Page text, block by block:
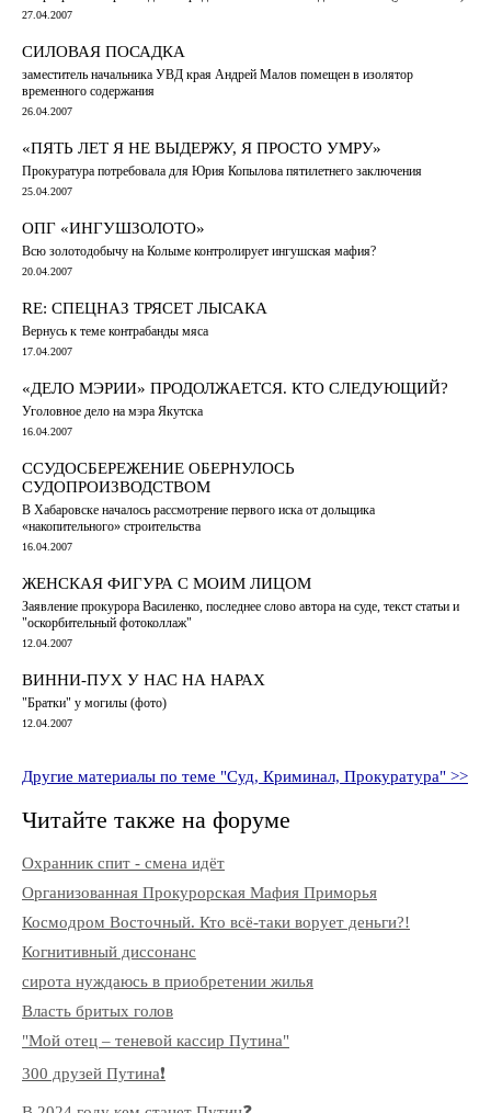
27.04.2007
СИЛОВАЯ ПОСАДКА
заместитель начальника УВД края Андрей Малов помещен в изолятор
временного содержания
26.04.2007
«ПЯТЬ ЛЕТ Я НЕ ВЫДЕРЖУ, Я ПРОСТО УМРУ»
Прокуратура потребовала для Юрия Копылова пятилетнего заключения
25.04.2007
ОПГ «ИНГУШЗОЛОТО»
Всю золотодобычу на Колыме контролирует ингушская мафия?
20.04.2007
RE: СПЕЦНАЗ ТРЯСЕТ ЛЫСАКА
Вернусь к теме контрабанды мяса
17.04.2007
«ДЕЛО МЭРИИ» ПРОДОЛЖАЕТСЯ. КТО СЛЕДУЮЩИЙ?
Уголовное дело на мэра Якутска
16.04.2007
ССУДОСБЕРЕЖЕНИЕ ОБЕРНУЛОСЬ
СУДОПРОИЗВОДСТВОМ
В Хабаровске началось рассмотрение первого иска от дольщика
«накопительного» строительства
16.04.2007
ЖЕНСКАЯ ФИГУРА С МОИМ ЛИЦОМ
Заявление прокурора Василенко, последнее слово автора на суде, текст статьи и
"оскорбительный фотоколлаж"
12.04.2007
ВИННИ-ПУХ У НАС НА НАРАХ
"Братки" у могилы (фото)
12.04.2007
Другие материалы по теме "Суд, Криминал, Прокуратура" >>
Читайте также на форуме
Охранник спит - смена идёт
Организованная Прокурорская Мафия Приморья
Космодром Восточный. Кто всё-таки ворует деньги?!
Когнитивный диссонанс
сирота нуждаюсь в приобретении жилья
Власть бритых голов
"Мой отец – теневой кассир Путина"
300 друзей Путина❗️